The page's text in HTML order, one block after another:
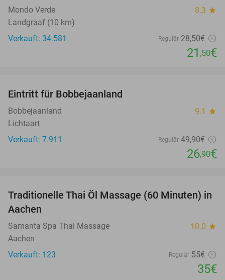
Mondo Verde 8.3 star
Landgraaf (10 km)
Verkauft: 34.581
Regulär 28,50€
21 ,50€
Eintritt für Bobbejaanland
Bobbejaanland 9.1 star
Lichtaart
Verkauft: 7.911
Regulär 49,90€
26,90€
36%
Traditionelle Thai Öl Massage (60 Minuten) in
Aachen
Samanta Spa Thai Massage 10.0 star
Aachen
Verkauft: 123
Regulär 55€
35€